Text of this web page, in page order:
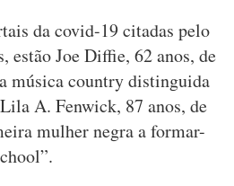
da covid-19 citadas pelo
estão Joe Diffie, 62 anos, de
música country distinguida
A. Fenwick, 87 anos, de
mulher negra a formar-